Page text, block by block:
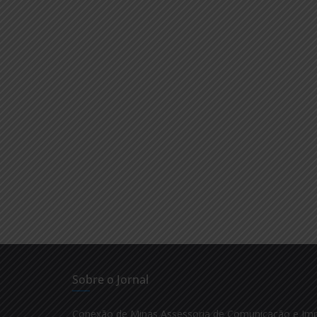
Sobre o Jornal
Conexão de Minas Assessoria de Comunicação e